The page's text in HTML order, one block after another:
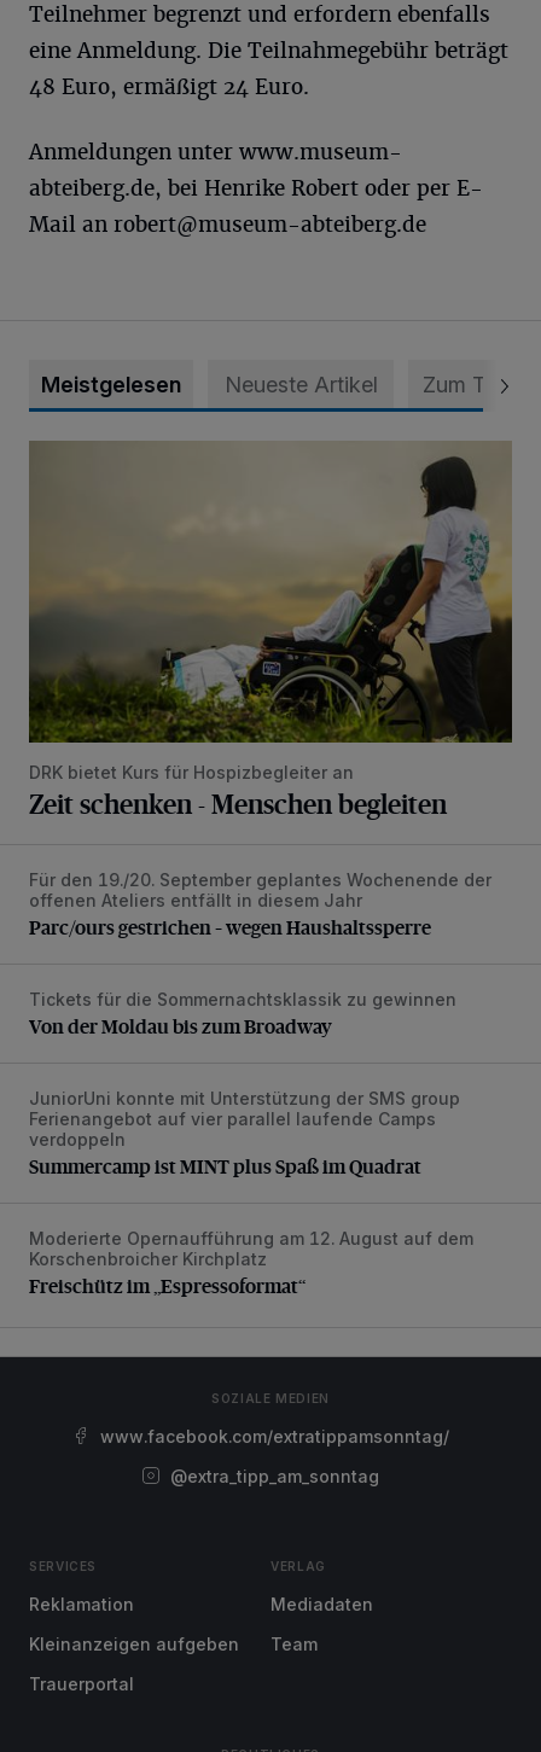
Teilnehmer begrenzt und erfordern ebenfalls
eine Anmeldung. Die Teilnahmegebühr beträgt
48 Euro, ermäßigt 24 Euro.
Anmeldungen unter www.museum-
abteiberg.de, bei Henrike Robert oder per E-
Mail an robert@museum-abteiberg.de
Meistgelesen Neueste Artikel Zum Thema
DRK bietet Kurs für Hospizbegleiter an
Zeit schenken - Menschen begleiten
Parc/ours gestrichen – wegen Haushaltssperre
Für den 19./20. September geplantes Wochenende der
offenen Ateliers entfällt in diesem Jahr
Parc/ours gestrichen – wegen Haushaltssperre
Von der Moldau bis zum Broadway
Tickets für die Sommernachtsklassik zu gewinnen
Von der Moldau bis zum Broadway
Summercamp ist MINT plus Spaß im Quadrat
JuniorUni konnte mit Unterstützung der SMS group
Ferienangebot auf vier parallel laufende Camps
verdoppeln
Summercamp ist MINT plus Spaß im Quadrat
Freischütz im „Espressoformat“
Moderierte Opernaufführung am 12. August auf dem
Korschenbroicher Kirchplatz
Freischütz im „Espressoformat“
SOZIALE MEDIEN
www.facebook.com/extratippamsonntag/
@extra_tipp_am_sonntag
SERVICES
Reklamation
Kleinanzeigen aufgeben
Trauerportal
VERLAG
Mediadaten
Team